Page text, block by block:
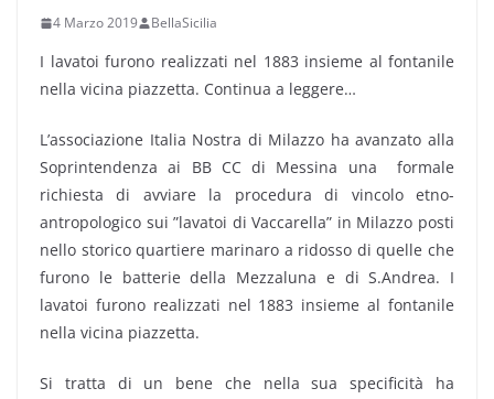
4 Marzo 2019 BellaSicilia
I lavatoi furono realizzati nel 1883 insieme al fontanile
nella vicina piazzetta. Continua a leggere…
L’associazione Italia Nostra di Milazzo ha avanzato alla
Soprintendenza ai BB CC di Messina una formale
richiesta di avviare la procedura di vincolo etno-
antropologico sui ”lavatoi di Vaccarella” in Milazzo posti
nello storico quartiere marinaro a ridosso di quelle che
furono le batterie della Mezzaluna e di S.Andrea. I
lavatoi furono realizzati nel 1883 insieme al fontanile
nella vicina piazzetta.
Si tratta di un bene che nella sua specificità ha